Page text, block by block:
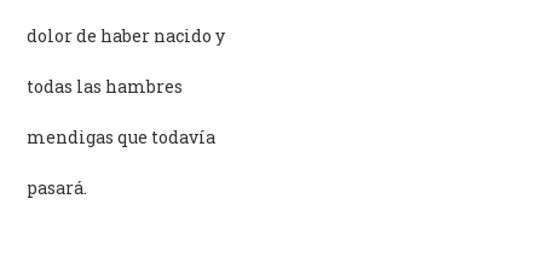
dolor de haber nacido y
todas las hambres
mendigas que todavía
pasará.